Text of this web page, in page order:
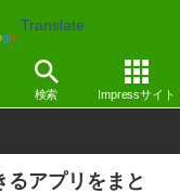
Translate
検索 Impressサイト
るアプリをまと